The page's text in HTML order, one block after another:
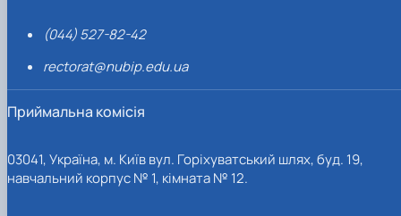
(044) 527-82-42
rectorat@nubip.edu.ua
Приймальна комісія
03041, Україна, м. Київ вул. Горіхуватський шлях, буд. 19,
навчальний корпус № 1, кімната № 12.